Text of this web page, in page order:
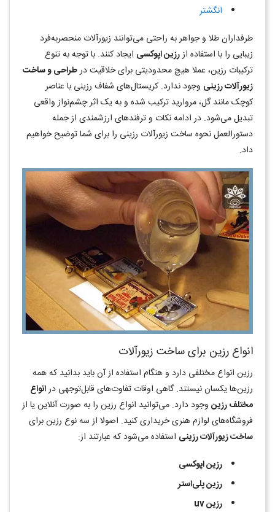
انگشتر
طرفداران طلا و جواهر به راحتی می‌توانند زیورآلات منحصربه‌فرد
زیبایی را با استفاده ازرزین اپوکسی ایجاد کنند. با توجه به تنوع
ترکیبات رزین، عملا هیچ محدودیتی برای خلاقیت درطراحی و ساخت
زیورآلات رزینی وجود ندارد. کریستال‌های شفاف رزینی با عناصر
کوچک مانند گل، مروارید ترکیب شده و به یک اثر چشم‌نواز واقعی
تبدیل می‌شود. در ادامه نکات و ترفندهای ارزشمندی از جمله
دستورالعمل نحوه ساخت زیورآلات رزینی را برای شما توضیح خواهیم
داد.
انواع رزین برای ساخت زیورآلات
رزین انواع مختلفی دارد و هنگام استفاده از آن باید بدانید که همه
رزین‌ها یکسان نیستند. گاهی اوقات تفاوت‌های قابل‌توجهی درانواع
مختلف رزین وجود دارد. می‌توانید انواع رزین را به صورت آنلاین یا از
فروشگاه‌های لوازم هنری خریداری کنید. اصولا از سه نوع رزین برای
ساخت زیورآلات رزینی استفاده می‌شود که عبارتند از:
رزین اپوکسی
رزین پلی‌استر
رزینuv